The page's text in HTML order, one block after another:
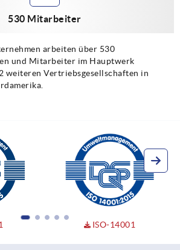
530 Mitarbeiter
arbeiten über 530
und Mitarbeiter im Hauptwerk
weiteren Vertriebsgesellschaften in
ISO-14001